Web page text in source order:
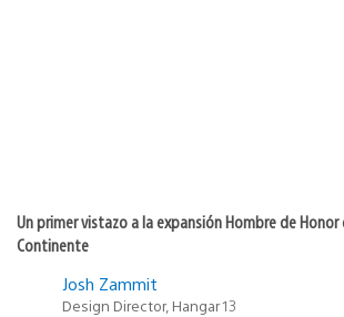
Un primer vistazo a la expansión Hombre de Honor
Continente
Josh Zammit
Design Director, Hangar 13